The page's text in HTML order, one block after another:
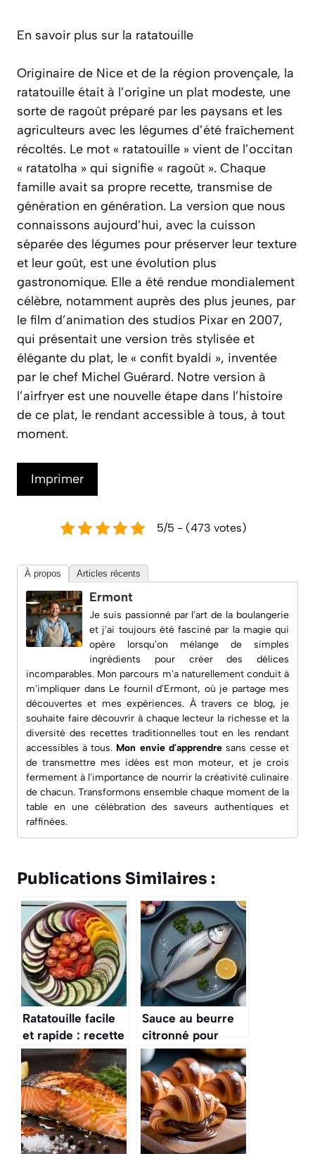
En savoir plus sur la ratatouille
Originaire de Nice et de la région provençale, la
ratatouille était à l’origine un plat modeste, une
sorte de ragoût préparé par les paysans et les
agriculteurs avec les légumes d’été fraîchement
récoltés. Le mot « ratatouille » vient de l’occitan
« ratatolha » qui signifie « ragoût ». Chaque
famille avait sa propre recette, transmise de
génération en génération. La version que nous
connaissons aujourd’hui, avec la cuisson
séparée des légumes pour préserver leur texture
et leur goût, est une évolution plus
gastronomique. Elle a été rendue mondialement
célèbre, notamment auprès des plus jeunes, par
le film d’animation des studios Pixar en 2007,
qui présentait une version très stylisée et
élégante du plat, le « confit byaldi », inventée
par le chef Michel Guérard. Notre version à
l’airfryer est une nouvelle étape dans l’histoire
de ce plat, le rendant accessible à tous, à tout
moment.
Imprimer
5/5 - (473 votes)
À propos Articles récents
Ermont
Je suis passionné par l'art de la boulangerie
et j'ai toujours été fasciné par la magie qui
opère lorsqu'on mélange de simples
ingrédients pour créer des délices
incomparables. Mon parcours m'a naturellement conduit à
m'impliquer dans Le fournil d'Ermont, où je partage mes
découvertes et mes expériences. À travers ce blog, je
souhaite faire découvrir à chaque lecteur la richesse et la
diversité des recettes traditionnelles tout en les rendant
accessibles à tous. Mon envie d'apprendresans cesse et
de transmettre mes idées est mon moteur, et je crois
fermement à l'importance de nourrir la créativité culinaire
de chacun. Transformons ensemble chaque moment de la
table en une célébration des saveurs authentiques et
raffinées.
Publications Similaires :
Ratatouille facile
et rapide : recette
simple et
savoureuse
Sauce au beurre
citronné pour
poisson : recette
facile et rapide